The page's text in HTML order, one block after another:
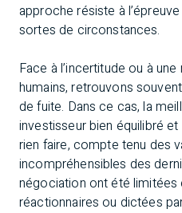
approche résiste à
sortes de circonstances.
Face à l’incertitude ou à
humains, retrouvons
de fuite. Dans ce cas, la
investisseur bien équilibré
rien faire, compte tenu des
incompréhensibles des
négociation ont été limitées
réactionnaires ou dictées